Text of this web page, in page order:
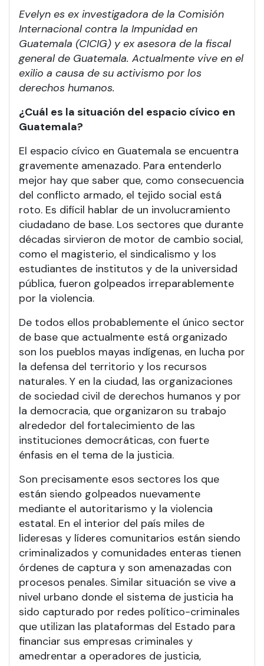
Evelyn es ex investigadora de la Comisión
Internacional contra la Impunidad en
Guatemala (CICIG) y ex asesora de la fiscal
general de Guatemala. Actualmente vive en el
exilio a causa de su activismo por los
derechos humanos.
¿Cuál es la situación del espacio cívico en
Guatemala?
El espacio cívico en Guatemala se encuentra
gravemente amenazado. Para entenderlo
mejor hay que saber que, como consecuencia
del conflicto armado, el tejido social está
roto. Es difícil hablar de un involucramiento
ciudadano de base. Los sectores que durante
décadas sirvieron de motor de cambio social,
como el magisterio, el sindicalismo y los
estudiantes de institutos y de la universidad
pública, fueron golpeados irreparablemente
por la violencia.
De todos ellos probablemente el único sector
de base que actualmente está organizado
son los pueblos mayas indígenas, en lucha por
la defensa del territorio y los recursos
naturales. Y en la ciudad, las organizaciones
de sociedad civil de derechos humanos y por
la democracia, que organizaron su trabajo
alrededor del fortalecimiento de las
instituciones democráticas, con fuerte
énfasis en el tema de la justicia.
Son precisamente esos sectores los que
están siendo golpeados nuevamente
mediante el autoritarismo y la violencia
estatal. En el interior del país miles de
lideresas y líderes comunitarios están siendo
criminalizados y comunidades enteras tienen
órdenes de captura y son amenazadas con
procesos penales. Similar situación se vive a
nivel urbano donde el sistema de justicia ha
sido capturado por redes político-criminales
que utilizan las plataformas del Estado para
financiar sus empresas criminales y
amedrentar a operadores de justicia,